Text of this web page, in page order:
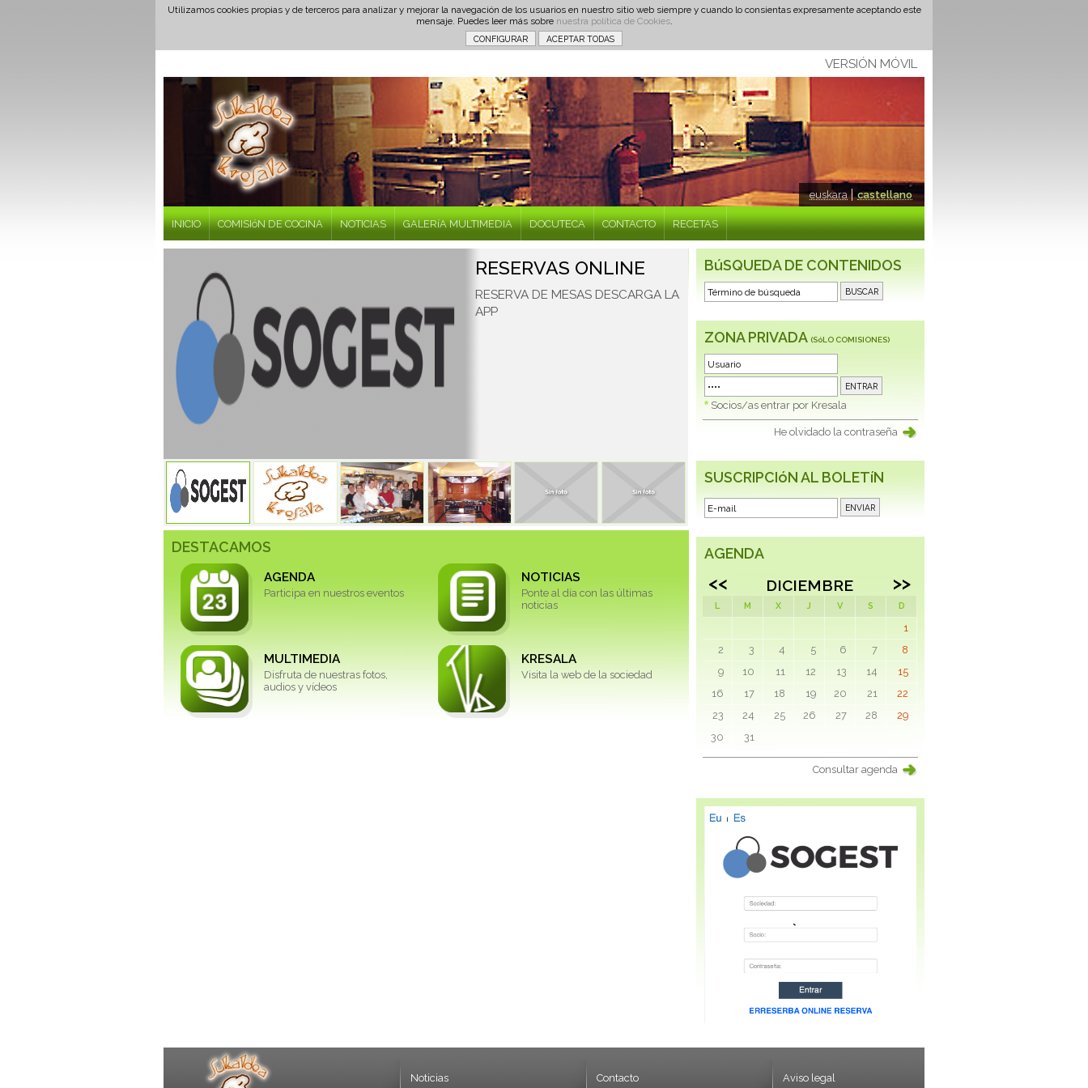
Utilizamos cookies propias y de terceros para analizar y mejorar la navegación de los usuarios en nuestro sitio web siempre y cuando lo consientas expresamente aceptando este
mensaje. Puedes leer más sobre nuestra política de Cookies.
VERSIÓN MÓVIL
euskara castellano
INICIO COMISIóN DE COCINA NOTICIAS GALERíA MULTIMEDIA DOCUTECA CONTACTO RECETAS
BúSQUEDA DE CONTENIDOS
ZONA PRIVADA (SóLO COMISIONES)
* Socios/as entrar por Kresala
He olvidado la contraseña
SUSCRIPCIóN AL BOLETíN
AGENDA
<< DICIEMBRE >>
L M X J V S D
1
2
3 4 5 6 7
8
9
10 11 12 13 14
15
16
17 18 19 20 21
22
23
24 25 26 27 28
29
30
31
Consultar agenda
RESERVAS ONLINE
RESERVA DE MESAS DESCARGA LA
APP
DESTACAMOS
AGENDA
Participa en nuestros eventos
NOTICIAS
Ponte al día con las últimas
noticias
MULTIMEDIA
Disfruta de nuestras fotos,
audios y vídeos
KRESALA
Visita la web de la sociedad
Aviso legal
Contacto
Noticias